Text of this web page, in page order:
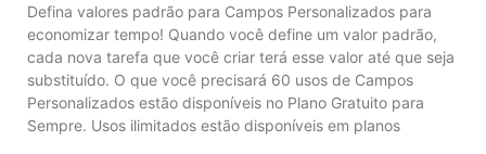
Defina valores padrão para Campos Personalizados para
economizar tempo! Quando você define um valor padrão,
cada nova tarefa que você criar terá esse valor até que seja
substituído. O que você precisará 60 usos de Campos
Personalizados estão disponíveis no Plano Gratuito para
Sempre. Usos ilimitados estão disponíveis em planos